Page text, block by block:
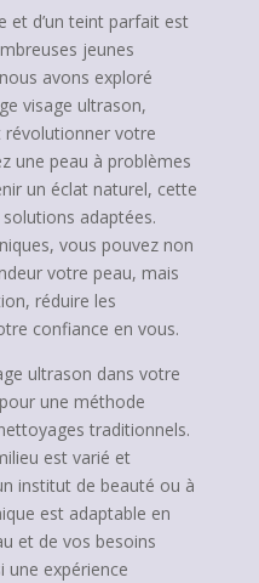
et d’un teint parfait est
jeunes
avons exploré
visage ultrason,
révolutionner votre
une peau à problèmes
un éclat naturel, cette
adaptées.
vous pouvez non
votre peau, mais
réduire les
confiance en vous.
ultrason dans votre
une méthode
traditionnels.
est varié et
institut de beauté ou à
est adaptable en
et de vos besoins
une expérience